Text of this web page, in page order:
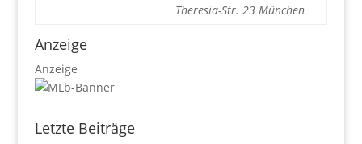
Theresia-Str. 23 München
Anzeige
Anzeige
Letzte Beiträge